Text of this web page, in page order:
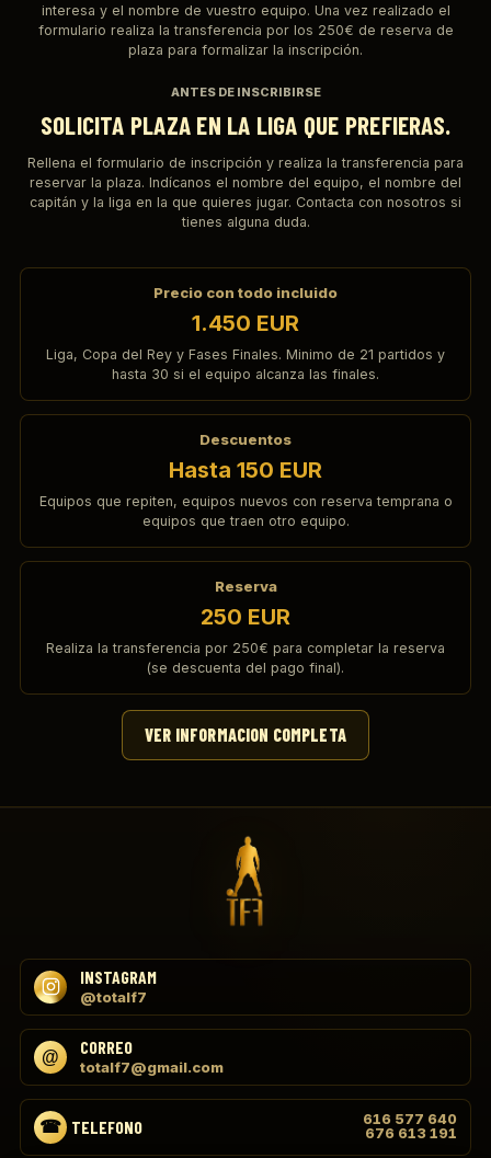
interesa y el nombre de vuestro equipo. Una vez realizado el
formulario realiza la transferencia por los 250€ de reserva de
plaza para formalizar la inscripción.
ANTES DE INSCRIBIRSE
SOLICITA PLAZA EN LA LIGA QUE PREFIERAS.
Rellena el formulario de inscripción y realiza la transferencia para
reservar la plaza. Indícanos el nombre del equipo, el nombre del
capitán y la liga en la que quieres jugar. Contacta con nosotros si
tienes alguna duda.
Precio con todo incluido
1.450 EUR
Liga, Copa del Rey y Fases Finales. Minimo de 21 partidos y
hasta 30 si el equipo alcanza las finales.
Descuentos
Hasta 150 EUR
Equipos que repiten, equipos nuevos con reserva temprana o
equipos que traen otro equipo.
Reserva
250 EUR
Realiza la transferencia por 250€ para completar la reserva
(se descuenta del pago final).
VER INFORMACION COMPLETA
INSTAGRAM
@totalf7
CORREO
totalf7@gmail.com
TELEFONO
616 577 640
676 613 191